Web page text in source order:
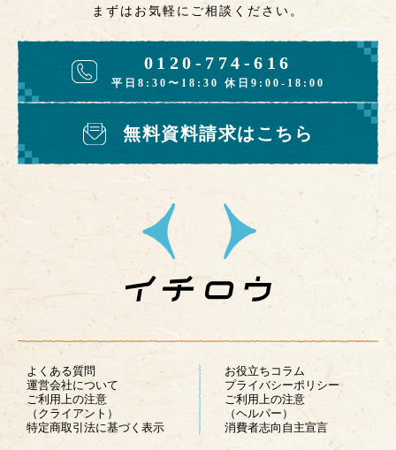
まずはお気軽にご相談ください。
0120-774-616
平日8:30〜18:30 休日9:00-18:00
無料資料請求はこちら
よくある質問
運営会社について
ご利用上の注意
（クライアント）
特定商取引法に基づく表示
お役立ちコラム
プライバシーポリシー
ご利用上の注意
（ヘルパー）
消費者志向自主宣言